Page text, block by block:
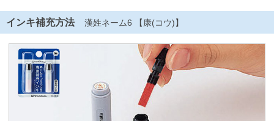
インキ補充方法 漢姓ネーム6 【康(コウ)】